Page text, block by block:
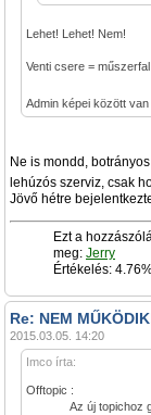
Lehet! Lehet! Nem!
Venti csere = műszerfal
Admin képei között
Ne is mondd,
lehúzós szerviz, csak
Jövő hétre
Ezt a
meg: Jerry
Értékelés:
Re: NEM
2015.03.05. 14:20
Imco írta:
Offtopic :
Az új topichoz